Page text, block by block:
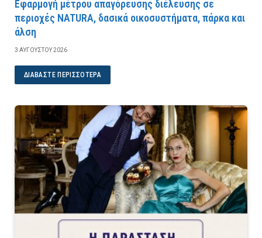
Εφαρμογή μέτρου απαγόρευσης διέλευσης σε
περιοχές NATURA, δασικά οικοσυστήματα, πάρκα και
άλση
3 ΑΥΓΟΎΣΤΟΥ 2026
ΔΙΑΒΆΣΤΕ ΠΕΡΙΣΣΌΤΕΡΑ